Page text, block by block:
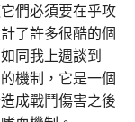
們必須要在乎攻
了許多很酷的個
同我上週談到
機制，它是一個
成戰鬥傷害之後